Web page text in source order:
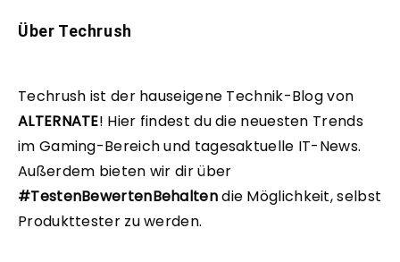
Über Techrush
Techrush ist der hauseigene Technik-Blog von
ALTERNATE! Hier findest du die neuesten Trends
im Gaming-Bereich und tagesaktuelle IT-News.
Außerdem bieten wir dir über
#TestenBewertenBehaltendie Möglichkeit, selbst
Produkttester zu werden.